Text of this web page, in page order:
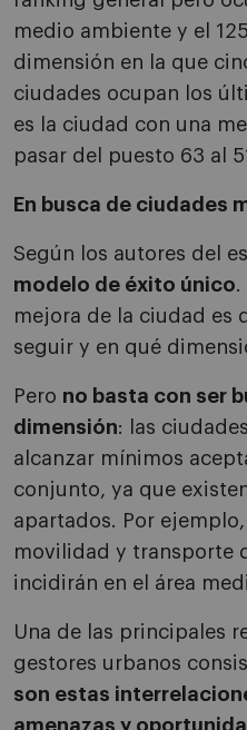
medio ambiente y el
dimensión en la que
ciudades ocupan los
es la ciudad con una
pasar del puesto 63 al
En busca de ciudades
Según los autores del
modelo de éxito único.
mejora de la ciudad es
seguir y en qué
Pero no basta con ser
dimensión: las
alcanzar mínimos
conjunto, ya que
apartados. Por
movilidad y transporte
incidirán en el área
Una de las principales
gestores urbanos
son estas